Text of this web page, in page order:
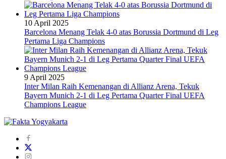
10 April 2025
Barcelona Menang Telak 4-0 atas Borussia Dortmund di Leg
Pertama Liga Champions
9 April 2025
Inter Milan Raih Kemenangan di Allianz Arena, Tekuk
Bayern Munich 2-1 di Leg Pertama Quarter Final UEFA
Champions League